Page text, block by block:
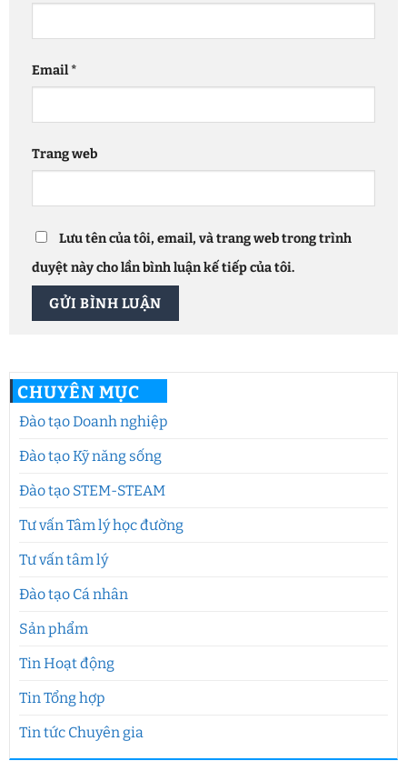
CHUYÊN MỤC
Đào tạo Doanh nghiệp
Đào tạo Kỹ năng sống
Đào tạo STEM-STEAM
Tư vấn Tâm lý học đường
Tư vấn tâm lý
Đào tạo Cá nhân
Sản phẩm
Tin Hoạt động
Tin Tổng hợp
Tin tức Chuyên gia
Email*
Trang web
Lưu tên của tôi, email, và trang web trong trình
duyệt này cho lần bình luận kế tiếp của tôi.